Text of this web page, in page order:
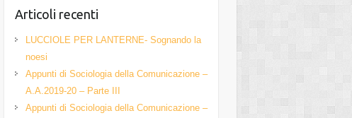
e
b
o
o
k
er
u
e
C
Articoli recenti
LUCCIOLE PER LANTERNE- Sognando la
noesi
Appunti di Sociologia della Comunicazione –
A.A.2019-20 – Parte III
Appunti di Sociologia della Comunicazione –